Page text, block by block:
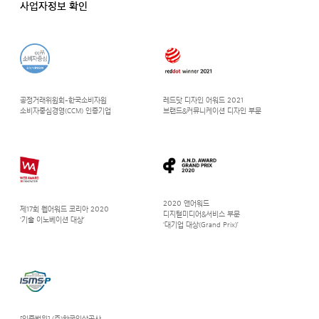
공정거래위원회-한국소비자원
소비자중심경영(CCM) 인증기업
레드닷 디자인 어워드 2021
브랜드&커뮤니케이션 디자인 부문
제17회 웹어워드 코리아 2020
‘기술 이노베이션 대상’
2020 앤어워드
디지털미디어&서비스 부문
‘대기업 대상(Grand Prix)’
사업자정보 확인